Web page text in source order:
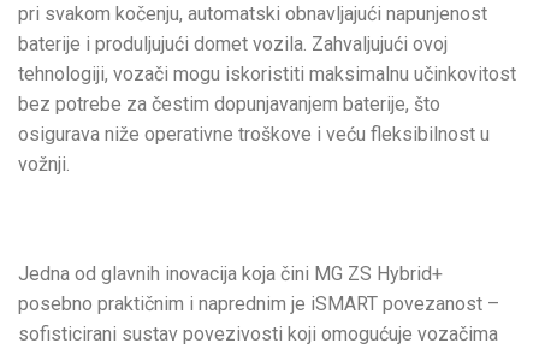
pri svakom kočenju, automatski obnavljajući napunjenost
baterije i produljujući domet vozila. Zahvaljujući ovoj
tehnologiji, vozači mogu iskoristiti maksimalnu učinkovitost
bez potrebe za čestim dopunjavanjem baterije, što
osigurava niže operativne troškove i veću fleksibilnost u
vožnji.
Jedna od glavnih inovacija koja čini MG ZS Hybrid+
posebno praktičnim i naprednim je iSMART povezanost –
sofisticirani sustav povezivosti koji omogućuje vozačima